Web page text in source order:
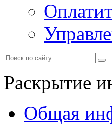
Раскрытие
Общая